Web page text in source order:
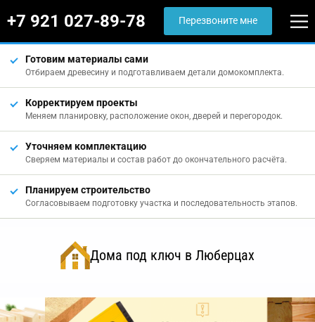
+7 921 027-89-78 Перезвоните мне
Готовим материалы сами
Отбираем древесину и подготавливаем детали домокомплекта.
Корректируем проекты
Меняем планировку, расположение окон, дверей и перегородок.
Уточняем комплектацию
Сверяем материалы и состав работ до окончательного расчёта.
Планируем строительство
Согласовываем подготовку участка и последовательность этапов.
Дома под ключ в Люберцах